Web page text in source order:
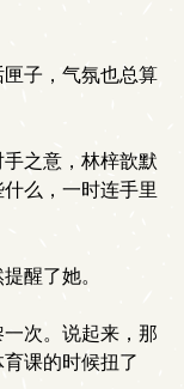
子，气氛也总算
之意，林梓歆默
么，一时连手里
醒了她。
次。说起来，那
课的时候扭了